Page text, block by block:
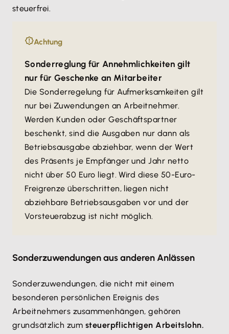
steuerfrei.
Achtung
Sonderreglung für Annehmlichkeiten gilt
nur für Geschenke an Mitarbeiter
Die Sonderregelung für Aufmerksamkeiten gilt
nur bei Zuwendungen an Arbeitnehmer.
Werden Kunden oder Geschäftspartner
beschenkt, sind die Ausgaben nur dann als
Betriebsausgabe abziehbar, wenn der Wert
des Präsents je Empfänger und Jahr netto
nicht über 50 Euro liegt. Wird diese 50-Euro-
Freigrenze überschritten, liegen nicht
abziehbare Betriebsausgaben vor und der
Vorsteuerabzug ist nicht möglich.
Sonderzuwendungen aus anderen Anlässen
Sonderzuwendungen, die nicht mit einem
besonderen persönlichen Ereignis des
Arbeitnehmers zusammenhängen, gehören
grundsätzlich zum steuerpflichtigen Arbeitslohn.